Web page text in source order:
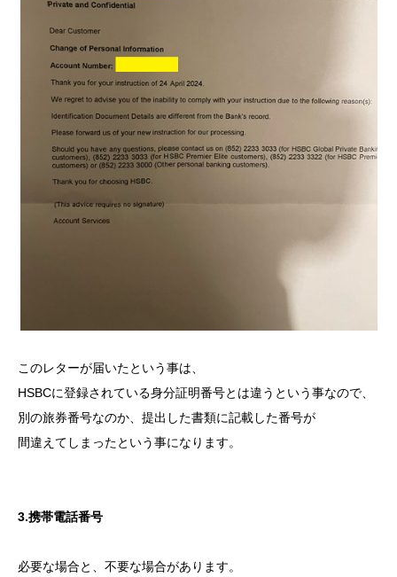
このレターが届いたという事は、
HSBCに登録されている身分証明番号とは違うという事なので、
別の旅券番号なのか、提出した書類に記載した番号が
間違えてしまったという事になります。
3.携帯電話番号
必要な場合と、不要な場合があります。